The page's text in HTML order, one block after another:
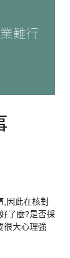
,因此在核對
了麼?是否採
很大心理強